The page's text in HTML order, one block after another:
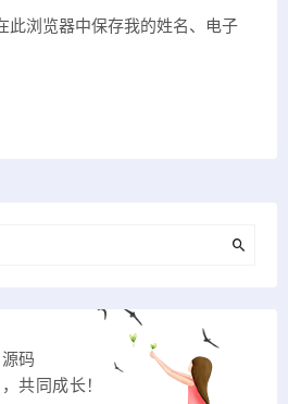
此浏览器中保存我的姓名、电子
码
共同成长！